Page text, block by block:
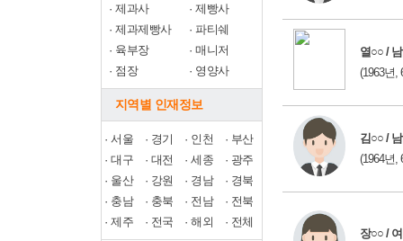
·제과사 ·제빵사
·제과제빵사 ·파티쉐
· 육부장 ·매니저
· 점장 · 영양사
지역별 인재정보
· 서울 · 경기 · 인천 · 부산
· 대구 · 대전 · 세종 · 광주
· 울산 · 강원 · 경남 · 경북
· 충남 · 충북 · 전남 · 전북
· 제주 · 전국 · 해외 · 전체
열○○ / 남
(1963년,
김○○ / 남
(1964년,
장○○ / 여